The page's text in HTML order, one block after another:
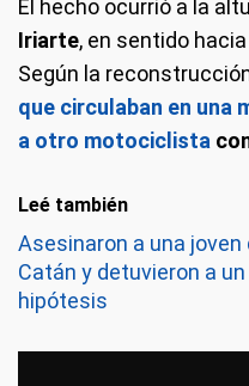
El hecho ocurrió a la
Iriarte, en sentido
Según la
que circulaban en una
a otro motociclista
Leé también
Asesinaron a una joven
Catán y detuvieron a
hipótesis